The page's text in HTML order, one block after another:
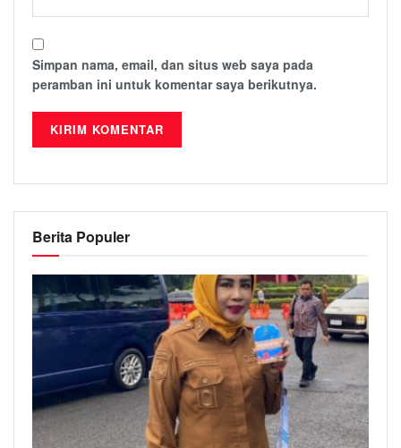
Simpan nama, email, dan situs web saya pada
peramban ini untuk komentar saya berikutnya.
Berita Populer